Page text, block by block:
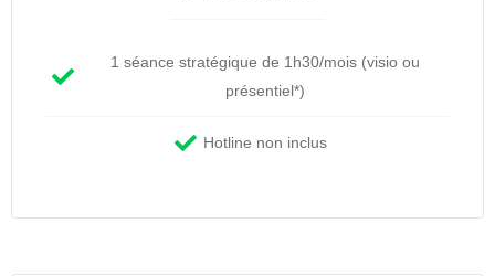
1 séance stratégique de 1h30/mois (visio ou
présentiel*)
Hotline non inclus